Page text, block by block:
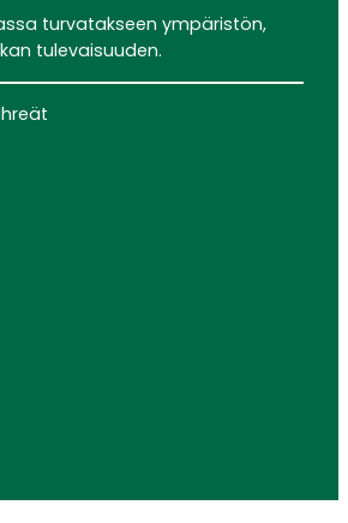
turvatakseen ympäristön,
tulevaisuuden.